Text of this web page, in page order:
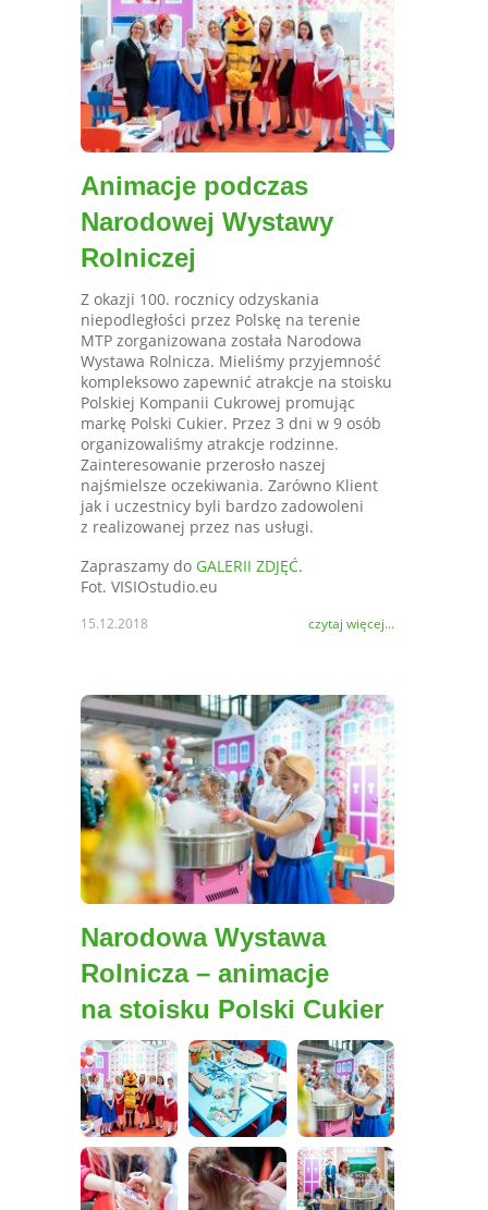
Animacje podczas
Narodowej Wystawy
Rolniczej
Z okazji 100. rocznicy odzyskania
niepodległości przez Polskę na terenie
MTP zorganizowana została Narodowa
Wystawa Rolnicza. Mieliśmy przyjemność
kompleksowo zapewnić atrakcje na stoisku
Polskiej Kompanii Cukrowej promując
markę Polski Cukier. Przez 3 dni w 9 osób
organizowaliśmy atrakcje rodzinne.
Zainteresowanie przerosło naszej
najśmielsze oczekiwania. Zarówno Klient
jak i uczestnicy byli bardzo zadowoleni
z realizowanej przez nas usługi.
Zapraszamy do GALERII ZDJĘĆ.
Fot. VISIOstudio.eu
czytaj więcej...
15.12.2018
Narodowa Wystawa
Rolnicza – animacje
na stoisku Polski Cukier